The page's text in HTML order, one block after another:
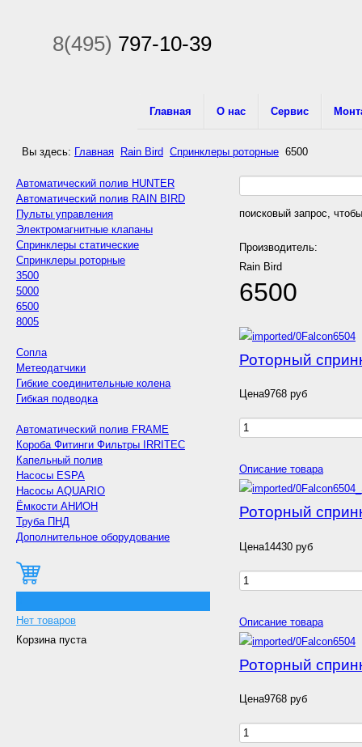
8(495) 797-10-39
Главная О нас Сервис
Вы здесь: Главная Rain Bird Спринклеры роторные 6500
Автоматический полив HUNTER
Автоматический полив RAIN BIRD
Пульты управления
Электромагнитные клапаны
Спринклеры статические
Спринклеры роторные
3500
5000
6500
8005
Сопла
Метеодатчики
Гибкие соединительные колена
Гибкая подводка
Автоматический полив FRAME
Короба Фитинги Фильтры IRRITEC
Капельный полив
Насосы ESPA
Насосы AQUARIO
Ёмкости АНИОН
Труба ПНД
Дополнительное оборудование
Нет товаров
Корзина пуста
поисковый запрос,
Производитель:
Rain Bird
6500
Роторный
Цена9768 руб
Описание товара
Роторный
Цена14430 руб
Описание товара
Роторный
Цена9768 руб